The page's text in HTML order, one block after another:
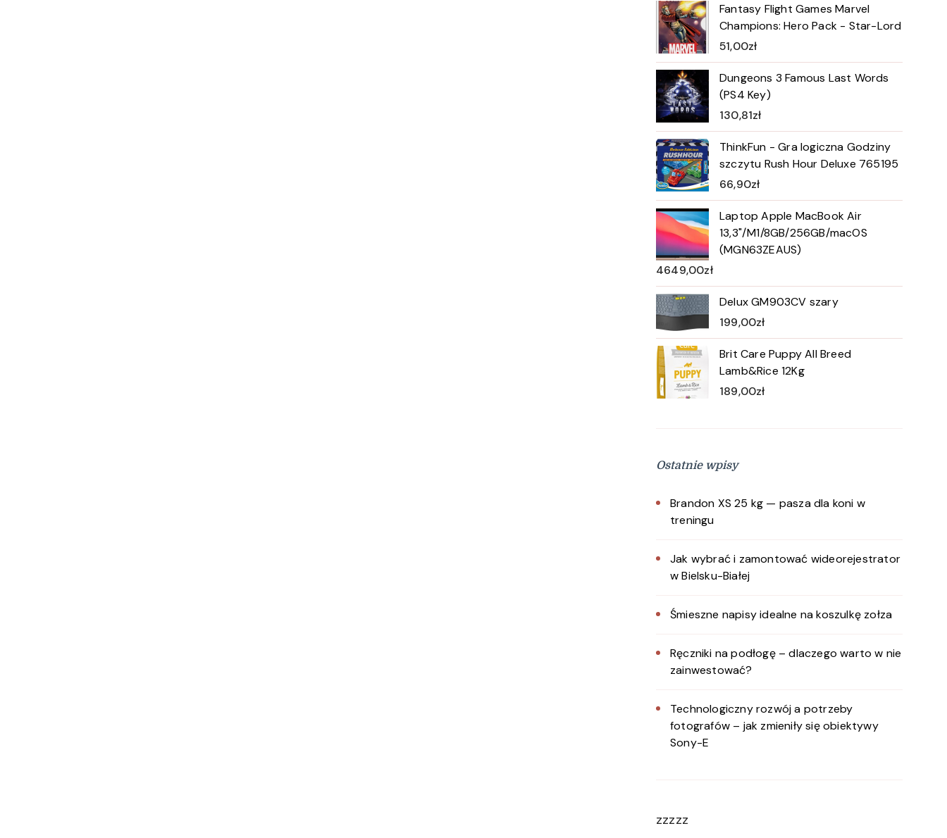
Fantasy Flight Games Marvel
Champions: Hero Pack - Star-Lord
51,00zł
Dungeons 3 Famous Last Words
(PS4 Key)
130,81zł
ThinkFun - Gra logiczna Godziny
szczytu Rush Hour Deluxe 765195
66,90zł
Laptop Apple MacBook Air
13,3"/M1/8GB/256GB/macOS
(MGN63ZEAUS)
4649,00zł
Delux GM903CV szary
199,00zł
Brit Care Puppy All Breed
Lamb&Rice 12Kg
189,00zł
Ostatnie wpisy
Brandon XS 25 kg — pasza dla koni w
treningu
Jak wybrać i zamontować wideorejestrator
w Bielsku-Białej
Śmieszne napisy idealne na koszulkę zołza
Ręczniki na podłogę – dlaczego warto w nie
zainwestować?
Technologiczny rozwój a potrzeby
fotografów – jak zmieniły się obiektywy
Sony-E
zzzzz